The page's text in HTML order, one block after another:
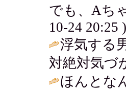
でも、Aち
10-24 20:25 )
浮気する
対絶対気づ
ほんとな